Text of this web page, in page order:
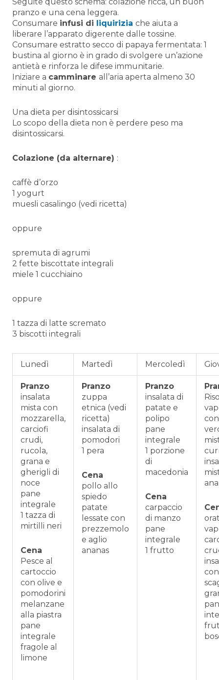
pranzo e una cena leggera.
Consumare infusi di liquirizia che aiuta a
liberare l’apparato digerente dalle tossine.
Consumare estratto secco di papaya fermentata: 1
bustina al giorno è in grado di svolgere un’azione
antietà e rinforza le difese immunitarie.
Iniziare a camminare all’aria aperta almeno 30
minuti al giorno.
Una dieta per disintossicarsi
Lo scopo della dieta non è perdere peso ma
disintossicarsi.
Colazione (da alternare) :
caffè d’orzo
1 yogurt
muesli casalingo (vedi ricetta)
oppure
spremuta di agrumi
2 fette biscottate integrali
miele 1 cucchiaino
oppure
1 tazza di latte scremato
3 biscotti integrali
Lunedì Martedì Mercoledì
Pranzo
insalata
mista con
mozzarella,
carciofi
crudi,
rucola,
grana e
gherigli di
noce
pane
integrale
1 tazza di
mirtilli neri
Cena
Pesce al
cartoccio
con olive e
pomodorini
melanzane
alla piastra
pane
integrale
fragole al
limone
Pranzo
zuppa
etnica (vedi
ricetta)
insalata di
pomodori
1 pera
Cena
pollo allo
spiedo
patate
lessate con
prezzemolo
e aglio
ananas
Pranzo
insalata di
patate e
polipo
pane
integrale
1 porzione
di
macedonia
Cena
carpaccio
di manzo
pane
integrale
1 frutto
con
con